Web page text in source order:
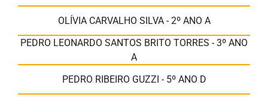
OLÍVIA CARVALHO SILVA - 2º ANO A
PEDRO LEONARDO SANTOS BRITO TORRES - 3º ANO
A
PEDRO RIBEIRO GUZZI - 5º ANO D